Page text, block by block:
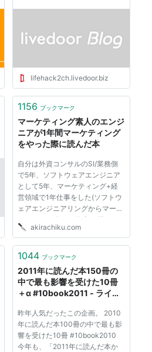
lifehack2ch.livedoor.biz
1156 ブックマーク
マーケティング素人のエンジ
ニアが1年間マーケティング
をやった際に読んだ本
自分は外資コンサルのSI/業務側
で5年、ソフトウェアエンジニア
として5年、マーケティング+経
営領域で1年仕事をした(ソフトウ
ェアエンジニアリングからマーケ
ティングに移った経緯)。特にこ
こ一年、今まで体系的に学習した
仕事をしており、とにかくわから
ー...
akirachiku.com
1044 ブックマーク
2011年に読んだ本150冊の
中で最も影響を受けた10冊
＋α #10book2011 - ライフ
昨年人気だったこの企画。 2010
年に読んだ本100冊の中で最も影
響を受けた10冊 #10book2010
今年も、「2011年に読んだ本か